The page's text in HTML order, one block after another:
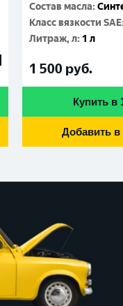
Состав масла:
Класс вязкости SAE
Литраж, л: 1 л
1 500 руб.
Купить в
Добавить в